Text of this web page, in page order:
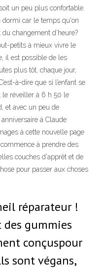
un peu plus confortable.
dormi car le temps qu'on
changement d’heure?
petits à mieux vivre le
il est possible de les
plus tôt, chaque jour,
à-dire que si l’enfant se
le réveiller à 6 h 50 le
et avec un peu de
à Claude
à cette nouvelle page
à prendre des
couches d'apprêt et de
pour passer aux choses
réparateur !
des gummies
conçuspour
sont végans,